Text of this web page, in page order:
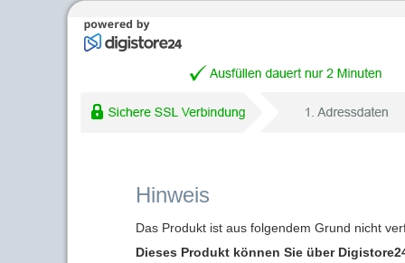
Hinweis
Das Produkt ist aus folgendem Grund nicht
Dieses Produkt können Sie über